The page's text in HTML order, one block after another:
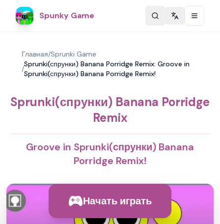
Spunky Game Change
Главная/Sprunki Game
/
Sprunki(спрунки) Banana Porridge Remix: Groove in
Sprunki(спрунки) Banana Porridge Remix!
Sprunki(спрунки) Banana Porridge
Remix
Groove in Sprunki(спрунки) Banana
Porridge Remix!
Начать играть